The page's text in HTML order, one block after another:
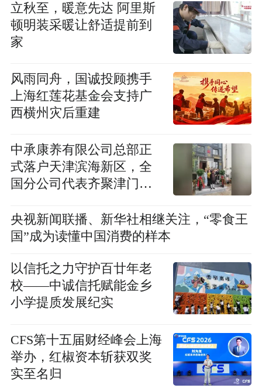
立秋至，暖意先达 阿里斯
顿明装采暖让舒适提前到
家
风雨同舟，国诚投顾携手
上海红莲花基金会支持广
西横州灾后重建
中承康养有限公司总部正
式落户天津滨海新区，全
国分公司代表齐聚津门共
央视新闻联播、新华社相继关注，“零食王
国”成为读懂中国消费的样本
以信托之力守护百廿年老
校——中诚信托赋能金乡
小学提质发展纪实
CFS第十五届财经峰会上海
举办，红椒资本斩获双奖
实至名归